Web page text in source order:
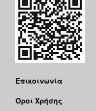
Επικοινωνία
Όροι Χρήσης